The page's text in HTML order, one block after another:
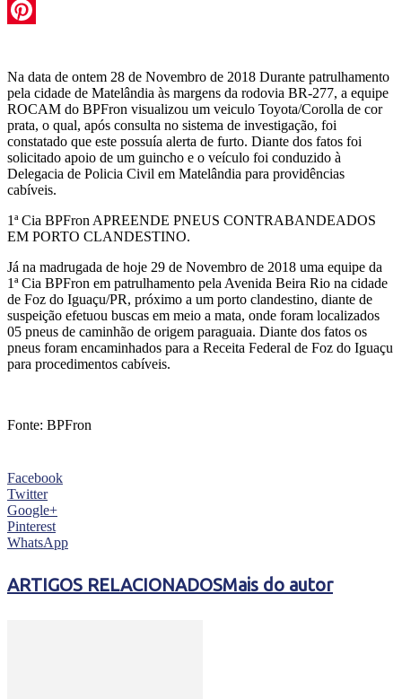
WhatsApp
Na data de ontem 28 de Novembro de 2018 Durante patrulhamento
pela cidade de Matelândia às margens da rodovia BR-277, a equipe
ROCAM do BPFron visualizou um veiculo Toyota/Corolla de cor
prata, o qual, após consulta no sistema de investigação, foi
constatado que este possuía alerta de furto. Diante dos fatos foi
solicitado apoio de um guincho e o veículo foi conduzido à
Delegacia de Policia Civil em Matelândia para providências
cabíveis.
1ª Cia BPFron APREENDE PNEUS CONTRABANDEADOS
EM PORTO CLANDESTINO.
Já na madrugada de hoje 29 de Novembro de 2018 uma equipe da
1ª Cia BPFron em patrulhamento pela Avenida Beira Rio na cidade
de Foz do Iguaçu/PR, próximo a um porto clandestino, diante de
suspeição efetuou buscas em meio a mata, onde foram localizados
05 pneus de caminhão de origem paraguaia. Diante dos fatos os
pneus foram encaminhados para a Receita Federal de Foz do Iguaçu
para procedimentos cabíveis.
Fonte: BPFron
Facebook
Twitter
Google+
Pinterest
WhatsApp
ARTIGOS RELACIONADOSMais do autor